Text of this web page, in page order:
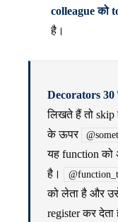
colleague को
है।
Decorators
लिखते हैं तो
के ऊपर
यह function को
है।
को लेता है और
register कर